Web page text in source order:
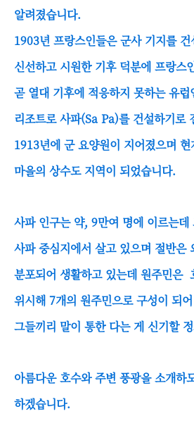
알려졌습니다.
1903년 프랑스인들은 군사 기지를 건
신선하고 시원한 기후 덕분에 프랑스
곧 열대 기후에 적응하지 못하는 유럽
리조트로 사파(Sa Pa)를 건설하기로
1913년에 군 요양원이 지어졌으며 현
마을의 상수도 지역이 되었습니다.
사파 인구는 약, 9만여 명에 이르는데
사파 중심지에서 살고 있으며 절반은
분포되어 생활하고 있는데 원주민은
위시해 7개의 원주민으로 구성이 되
그들끼리 말이 통한 다는 게 신기할
아름다운 호수와 주변 풍광을 소개하
하겠습니다.